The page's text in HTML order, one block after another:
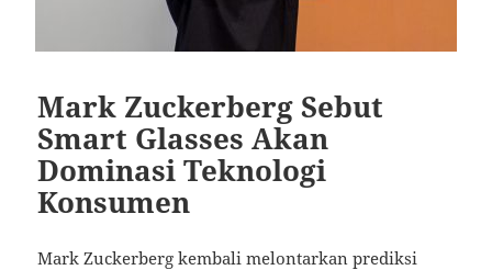
Mark Zuckerberg Sebut
Smart Glasses Akan
Dominasi Teknologi
Konsumen
Mark Zuckerberg kembali melontarkan prediksi